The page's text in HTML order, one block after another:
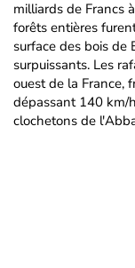
milliards de Francs
forêts entières
surface des bois de
surpuissants. Les
ouest de la France,
dépassant 140 km/
clochetons de